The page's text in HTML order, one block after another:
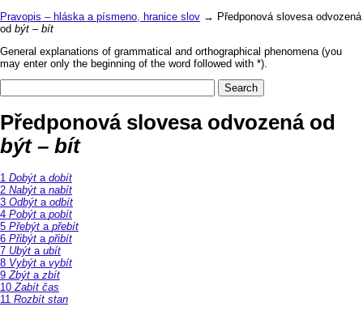
Pravopis – hláska a písmeno, hranice slov → Předponová slovesa odvozená
od být – bít
General explanations of grammatical and orthographical phenomena (you
may enter only the beginning of the word followed with *).
Předponová slovesa odvozená od
být – bít
Dobýt a dobít
Nabýt a nabít
Odbýt a odbít
Pobýt a pobít
Přebýt a přebít
Přibýt a přibít
Ubýt a ubít
Vybýt a vybít
Zbýt a zbít
Zabít čas
Rozbít stan